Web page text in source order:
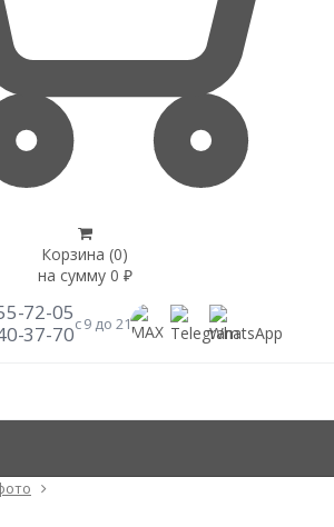
Корзина (0)
на сумму 0 ₽
72-05
37-70с 9 до 21